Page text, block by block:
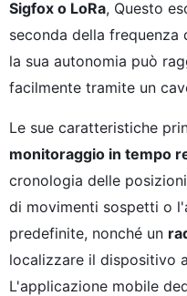
Sigfox o LoRa, Questo
seconda della
la sua autonomia può
facilmente tramite un
Le sue caratteristiche
monitoraggio in tempo
cronologia delle
di movimenti sospetti o
predefinite, nonché un
localizzare il dispositivo
L'applicazione mobile